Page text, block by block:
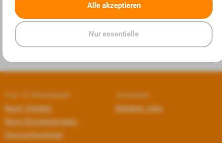
Top 10 Arbeitgeber
Nach Städten
Nach Bundesländern
Deutschlandweit
Jobseiten
Beliebte Jobs
Alle akzeptieren
Nur essentielle